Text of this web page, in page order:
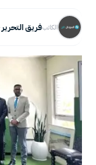
الكاتبفريق التحرير·